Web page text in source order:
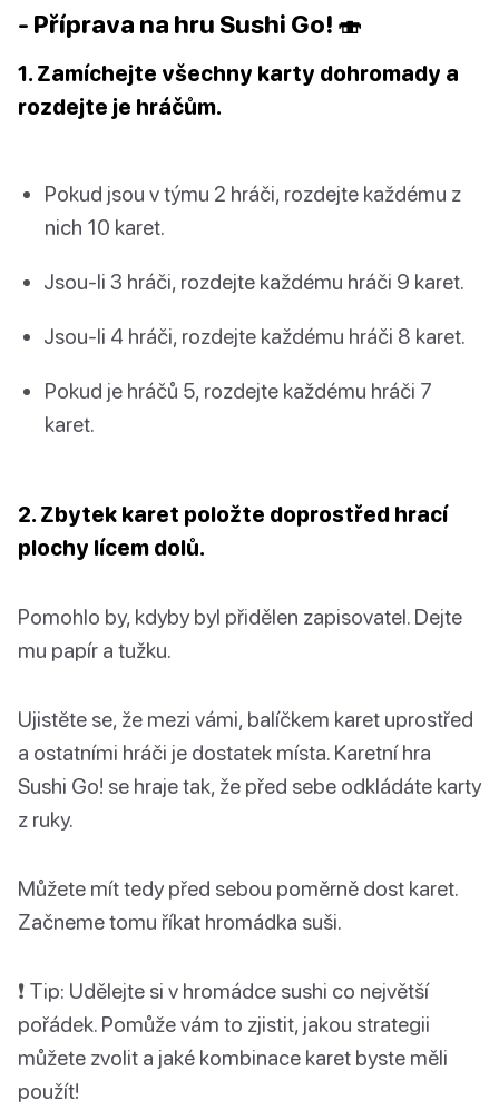
- Příprava na hru Sushi Go! 🍣
1. Zamíchejte všechny karty dohromady a
rozdejte je hráčům.
Pokud jsou v týmu 2 hráči, rozdejte každému z
nich 10 karet.
Jsou-li 3 hráči, rozdejte každému hráči 9 karet.
Jsou-li 4 hráči, rozdejte každému hráči 8 karet.
Pokud je hráčů 5, rozdejte každému hráči 7
karet.
2. Zbytek karet položte doprostřed hrací
plochy lícem dolů.
Pomohlo by, kdyby byl přidělen zapisovatel. Dejte
mu papír a tužku.
Ujistěte se, že mezi vámi, balíčkem karet uprostřed
a ostatními hráči je dostatek místa. Karetní hra
Sushi Go! se hraje tak, že před sebe odkládáte karty
z ruky.
Můžete mít tedy před sebou poměrně dost karet.
Začneme tomu říkat hromádka suši.
❗️ Tip: Udělejte si v hromádce sushi co největší
pořádek. Pomůže vám to zjistit, jakou strategii
můžete zvolit a jaké kombinace karet byste měli
použít!